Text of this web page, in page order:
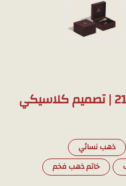
ذهب نسائي
خاتم ذهب فخم